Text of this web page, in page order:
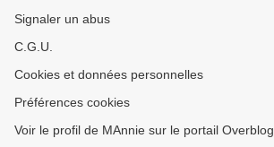
Signaler un abus
C.G.U.
Cookies et données personnelles
Préférences cookies
Voir le profil de MAnnie sur le portail Overblog